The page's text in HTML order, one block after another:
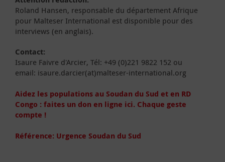
Roland Hansen, responsable du département Afrique
pour Malteser International est disponible pour des
interviews (en anglais).
Contact:
Isaure Faivre d'Arcier, Tél: +49 (0)221 9822 152 ou
email: isaure.darcier(at)malteser-international.org
Aidez les populations au Soudan du Sud et en RD
Congo : faites un don en ligne ici. Chaque geste
compte !
Référence: Urgence Soudan du Sud